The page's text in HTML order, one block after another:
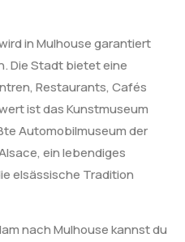
in Mulhouse garantiert
Die Stadt bietet eine
Restaurants, Cafés
ist das Kunstmuseum
Automobilmuseum der
ein lebendiges
elsässische Tradition
nach Mulhouse kannst du